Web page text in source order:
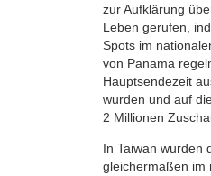
zur Aufklärung
Leben gerufen,
Spots im
von Panama
Hauptsendezeit
wurden und auf
2 Millionen
In Taiwan wurden
gleichermaßen im